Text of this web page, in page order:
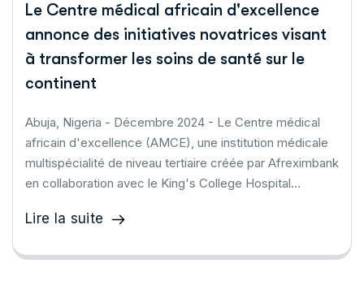
Le Centre médical africain d'excellence
annonce des initiatives novatrices visant
à transformer les soins de santé sur le
continent
Abuja, Nigeria - Décembre 2024 - Le Centre médical
africain d'excellence (AMCE), une institution médicale
multispécialité de niveau tertiaire créée par Afreximbank
en collaboration avec le King's College Hospital...
Lire la suite